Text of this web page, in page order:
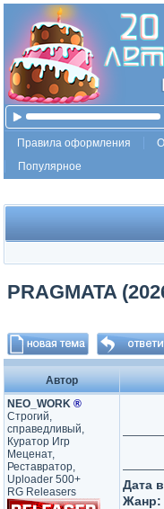
Правила оформления
Популярное
PRAGMATA
Автор
NEO_WORK ®
Строгий,
справедливый,
Куратор Игр
Меценат,
Реставратор,
Uploader 500+
RG Releasers
Дата
Жанр: